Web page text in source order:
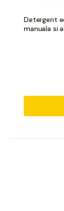
Detergent
manuala si